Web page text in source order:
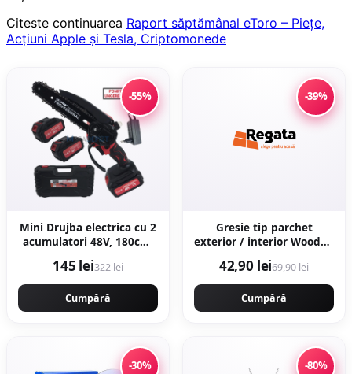
Citeste continuarea Raport săptămânal eToro – Piețe,
Acțiuni Apple și Tesla, Criptomonede
-55%
Mini Drujba electrica cu 2
acumulatori 48V, 180cm,
transport, Campion
CMP1798
145 lei322 lei
Cumpără
-39%
Gresie tip parchet
exterior / interior Wooden
portelanata
antiderapanta
42,90 lei69,90 lei
Cumpără
-30% -80%